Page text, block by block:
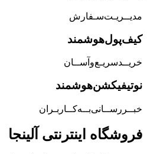
مدیــریـت‌سـفارش
کیف‌پول‌هوشمند
خریــد‌سریـع‌و‌آســان
نوتیفیکشن‌هوشمند
خبــررســانی‌بــه‌کــاربـران
فروشگاه‌ اینترنتی‌ آلینجا